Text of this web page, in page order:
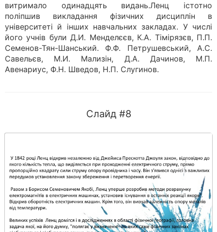
витримало одинадцять видань.Ленц істотно
поліпшив викладання фізичних дисциплін в
університеті й інших навчальних закладах. У числі
його учнів були Д.И. Менделєєв, К.А. Тімірязєв, П.П.
Семенов-Тян-Шанський. Ф.Ф. Петрушевський, А.С.
Савельєв, М.И. Мализін, Д.А. Дачинов, М.П.
Авенариус, Ф.Н. Шведов, Н.П. Слугинов.
Слайд #8